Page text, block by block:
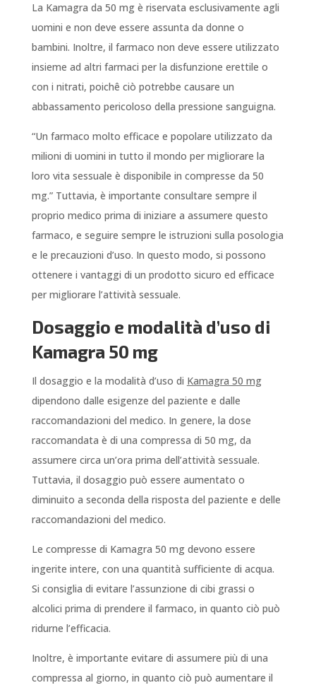
La Kamagra da 50 mg è riservata esclusivamente agli
uomini e non deve essere assunta da donne o
bambini. Inoltre, il farmaco non deve essere utilizzato
insieme ad altri farmaci per la disfunzione erettile o
con i nitrati, poichê ciò potrebbe causare un
abbassamento pericoloso della pressione sanguigna.
“Un farmaco molto efficace e popolare utilizzato da
milioni di uomini in tutto il mondo per migliorare la
loro vita sessuale è disponibile in compresse da 50
mg.” Tuttavia, è importante consultare sempre il
proprio medico prima di iniziare a assumere questo
farmaco, e seguire sempre le istruzioni sulla posologia
e le precauzioni d’uso. In questo modo, si possono
ottenere i vantaggi di un prodotto sicuro ed efficace
per migliorare l’attività sessuale.
Dosaggio e modalità d’uso di
Kamagra 50 mg
Il dosaggio e la modalità d’uso di Kamagra 50 mg
dipendono dalle esigenze del paziente e dalle
raccomandazioni del medico. In genere, la dose
raccomandata è di una compressa di 50 mg, da
assumere circa un’ora prima dell’attività sessuale.
Tuttavia, il dosaggio può essere aumentato o
diminuito a seconda della risposta del paziente e delle
raccomandazioni del medico.
Le compresse di Kamagra 50 mg devono essere
ingerite intere, con una quantità sufficiente di acqua.
Si consiglia di evitare l’assunzione di cibi grassi o
alcolici prima di prendere il farmaco, in quanto ciò può
ridurne l’efficacia.
Inoltre, è importante evitare di assumere più di una
compressa al giorno, in quanto ciò può aumentare il